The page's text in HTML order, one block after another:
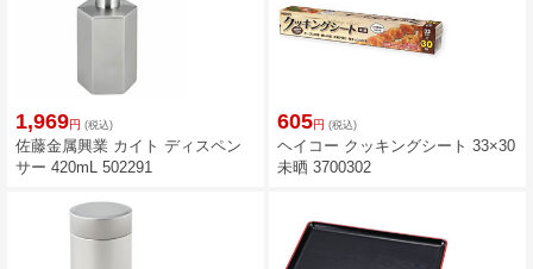
1,969円 (税込)
佐藤金属興業 カイト ディスペン
サー 420mL 502291
605円 (税込)
ヘイコー クッキングシート 33×30
未晒 3700302